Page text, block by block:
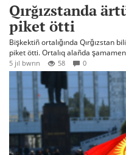
Qırğızstanda
piket ötti
Bişkektiñ ortalığında Qırğızstan
piket ötti. Ortalıq alañda
5 jıl bwrın 58 0